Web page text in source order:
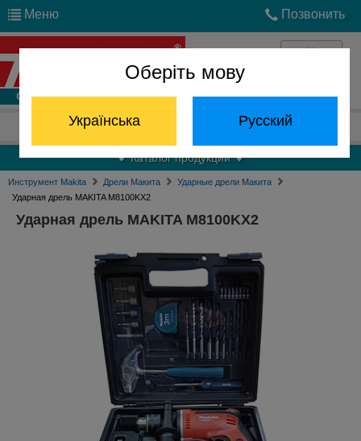
Оберіть мову
Українська Русский
Меню Позвонить
Войти
Отдел запчастей: (068) 824-24-24
Каталог продукции
Инструмент Makita Дрели Макита
Ударные дрели Макита
Ударная дрель MAKITA M8100KX2
Ударная дрель MAKITA M8100KX2